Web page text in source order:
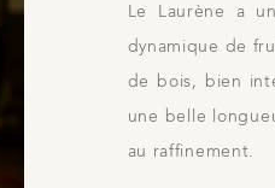
Le Laurène a
dynamique de
de bois, bien
une belle
au raffinement.